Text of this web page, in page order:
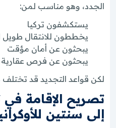
الجدد، وهو مناسب لمن:
يستكشفون تركيا
يخططون للانتقال طويل
يبحثون عن أمان مؤقت
يبحثون عن فرص عقارية
لكن قواعد التجديد قد
تصريح الإقامة
إلى سنتين